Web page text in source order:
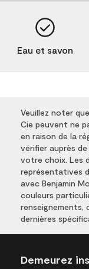
Eau et savon
Veuillez noter
Cie peuvent ne
en raison de la
vérifier auprès
votre choix. Les
représentatives
avec Benjamin
couleurs
renseignements,
dernières
Demeurez